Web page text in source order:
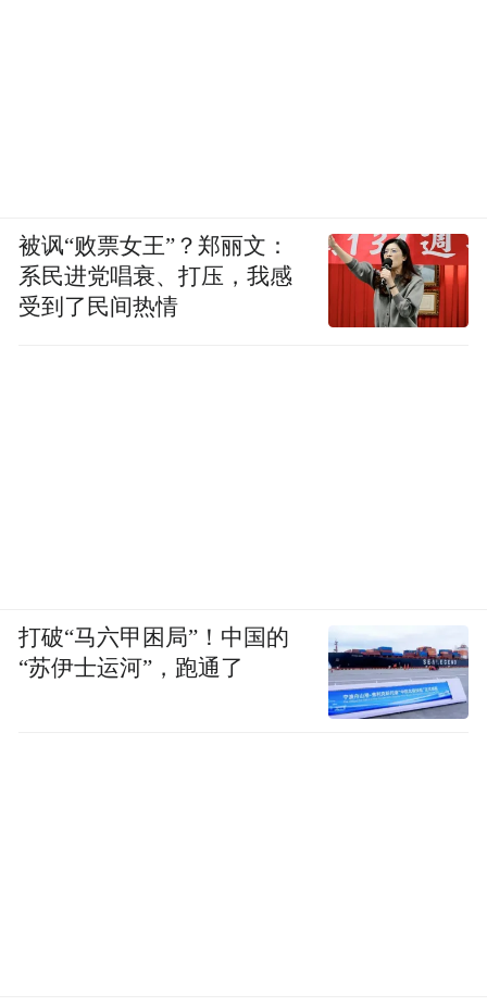
被讽“败票女王”？郑丽文：
系民进党唱衰、打压，我感
受到了民间热情
打破“马六甲困局”！中国的
“苏伊士运河”，跑通了